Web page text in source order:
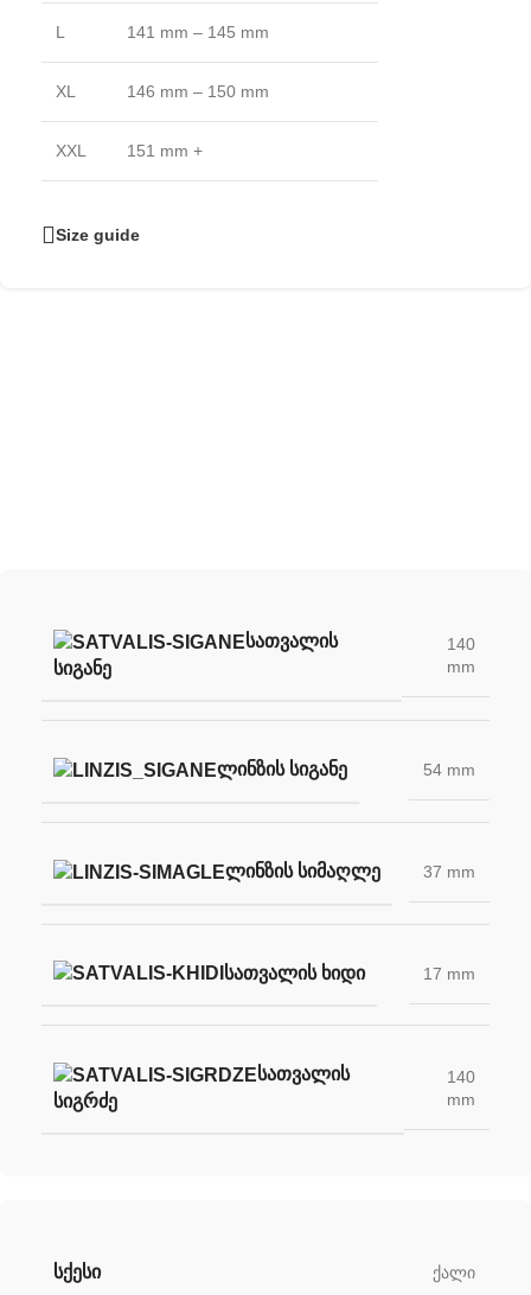
L 141 mm – 145 mm
XL 146 mm – 150 mm
XXL 151 mm +
Size guide
ᲡᲐᲗᲕᲐᲚᲘᲡ
ᲡᲘᲒᲐᲜᲔ
140
mm
ᲚᲘᲜᲖᲘᲡ ᲡᲘᲒᲐᲜᲔ 54 mm
ᲚᲘᲜᲖᲘᲡ ᲡᲘᲛᲐᲦᲚᲔ 37 mm
ᲡᲐᲗᲕᲐᲚᲘᲡ ᲮᲘᲓᲘ 17 mm
ᲡᲐᲗᲕᲐᲚᲘᲡ
ᲡᲘᲒᲠᲫᲔ
140
mm
ᲡᲥᲔᲡᲘ ქალი